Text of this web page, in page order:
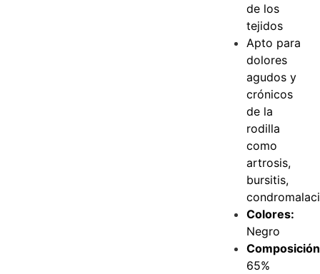
de los
tejidos
Apto para
dolores
agudos y
crónicos
de la
rodilla
como
artrosis,
bursitis,
Colores:
Negro
65%